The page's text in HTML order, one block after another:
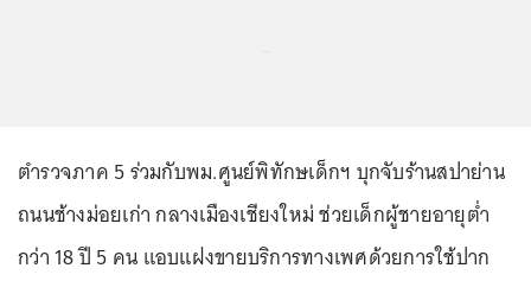
ตำรวจภาค 5 ร่วมกับพม.ศูนย์พิทักษเด็กฯ บุกจับร้านสปาย่าน
ถนนช้างม่อยเก่า กลางเมืองเชียงใหม่ ช่วยเด็กผู้ชายอายุต่ำ
กว่า 18 ปี 5 คน แอบแฝงขายบริการทางเพศด้วยการใช้ปาก